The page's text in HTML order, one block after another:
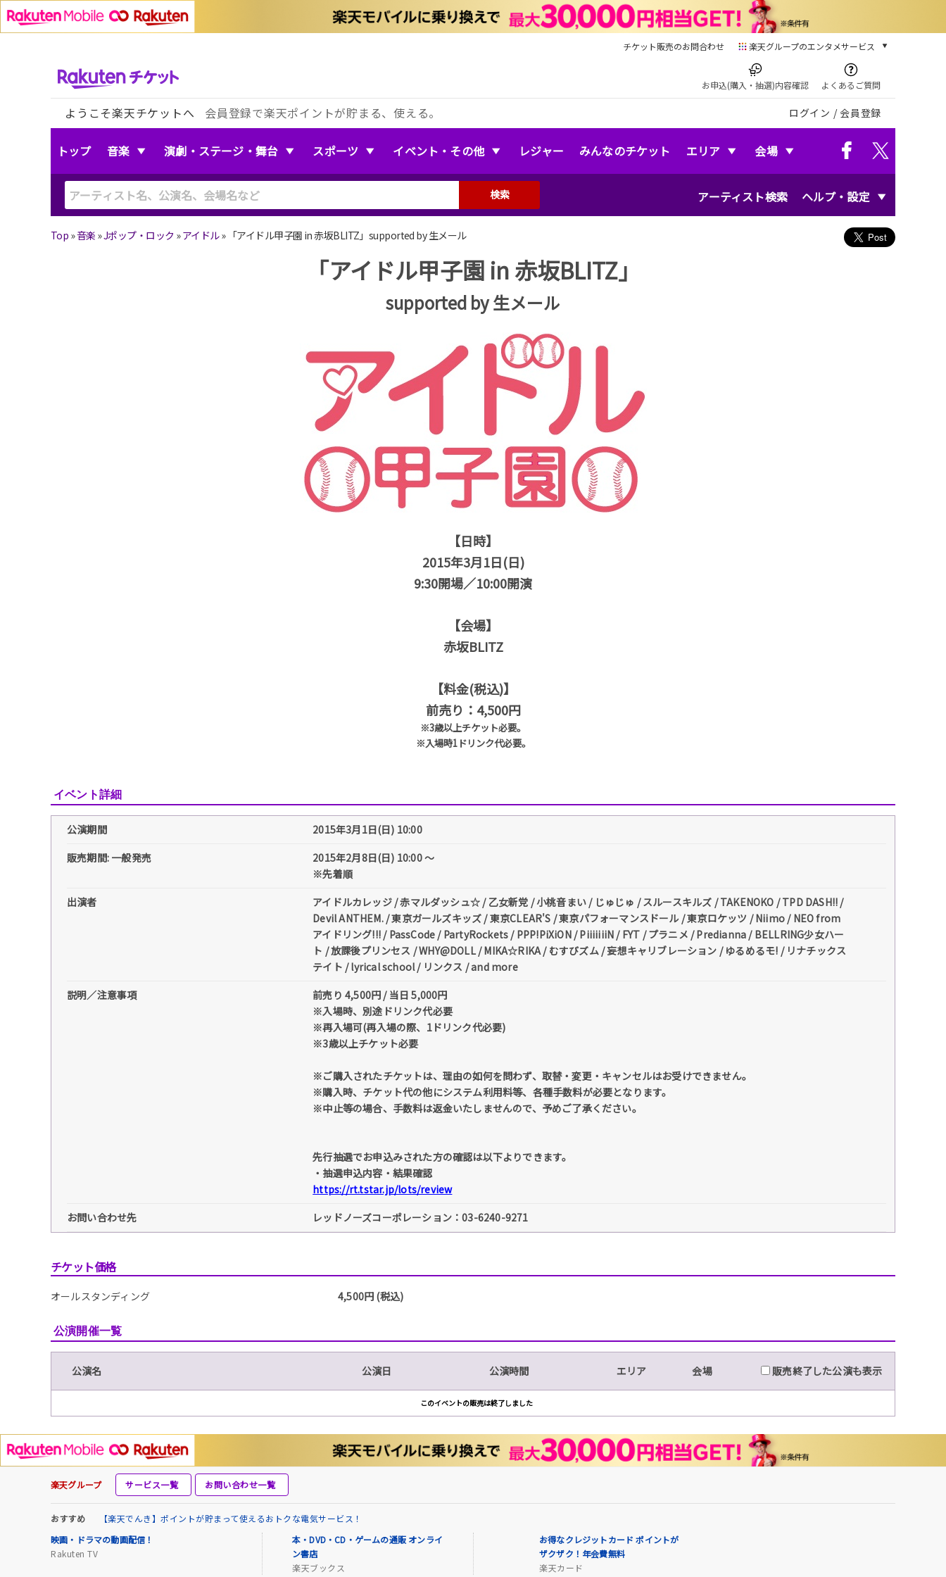
チケット販売のお問合わせ 楽天グループのエンタメサービス
本/ゲーム/CD/DVD
楽天ブックス
電子書籍
楽天Kobo
音楽配信
お申込(購入・抽選)内容確認 よくあるご質問
ようこそ楽天チケットへ 会員登録で楽天ポイントが貯まる、使える。 ログイン / 会員登録
トップ 音楽 演劇・ステージ・舞台 スポーツ イベント・その他 レジャー みんなのチケット エリア 会場
アーティスト検索 ヘルプ・設定
検索
Top »音楽 »Jポップ・ロック »アイドル» 「アイドル甲子園 in 赤坂BLITZ」supported by 生メール
「アイドル甲子園 in 赤坂BLITZ」
supported by 生メール
【日時】
2015年3月1日(日)
9:30開場／10:00開演
【会場】
赤坂BLITZ
【料金(税込)】
前売り：4,500円
※3歳以上チケット必要。
※入場時1ドリンク代必要。
イベント詳細
公演期間
2015年3月1日(日) 10:00
販売期間: 一般発売
2015年2月8日(日) 10:00 ～
※先着順
出演者
アイドルカレッジ / 赤マルダッシュ☆ / 乙女新党 / 小桃音まい / じゅじゅ / スルースキルズ / TAKENOKO / TPD DASH!! /
Devil ANTHEM. / 東京ガールズキッズ / 東京CLEAR'S / 東京パフォーマンスドール / 東京ロケッツ / Niimo / NEO from
アイドリング!!! / PassCode / PartyRockets / PPP!PiXiON / PiiiiiiiN / FYT / プラニメ / Predianna / BELLRING少女ハー
ト / 放課後プリンセス / WHY@DOLL / MIKA☆RIKA / むすびズム / 妄想キャリブレーション / ゆるめるモ! / リナチックス
テイト / lyrical school / リンクス / and more
説明／注意事項
前売り 4,500円 / 当日 5,000円
※入場時、別途ドリンク代必要
※再入場可(再入場の際、1ドリンク代必要)
※3歳以上チケット必要
※ご購入されたチケットは、理由の如何を問わず、取替・変更・キャンセルはお受けできません。
※購入時、チケット代の他にシステム利用料等、各種手数料が必要となります。
※中止等の場合、手数料は返金いたしませんので、予めご了承ください。
先行抽選でお申込みされた方の確認は以下よりできます。
・抽選申込内容・結果確認
https://rt.tstar.jp/lots/review
お問い合わせ先
レッドノーズコーポレーション：03-6240-9271
チケット価格
オールスタンディング 4,500円 (税込)
公演開催一覧
公演名 公演日 公演時間 エリア 会場 販売終了した公演も表示
このイベントの販売は終了しました
楽天グループ サービス一覧 お問い合わせ一覧
おすすめ
【楽天でんき】ポイントが貯まって使えるおトクな電気サービス！
映画・ドラマの動画配信！
Rakuten TV
本・DVD・CD・ゲームの通販 オンライ
ン書店
楽天ブックス
お得なクレジットカード ポイントが
ザクザク！年会費無料
楽天カード